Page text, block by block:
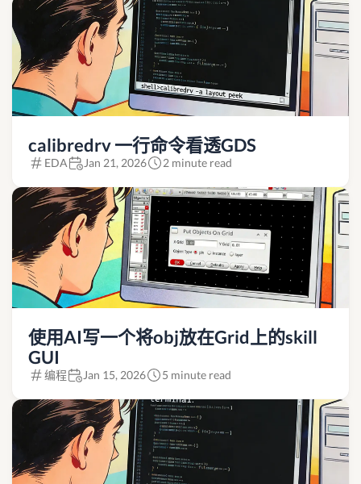
calibredrv 一行命令看透GDS
EDA Jan 21, 2026 2 minute read
使用AI写一个将obj放在Grid上的skill
GUI
编程 Jan 15, 2026 5 minute read